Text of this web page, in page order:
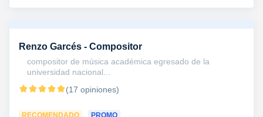
Renzo Garcés - Compositor
compositor de música académica egresado de la
universidad nacional...
(17 opiniones)
RECOMENDADO PROMO